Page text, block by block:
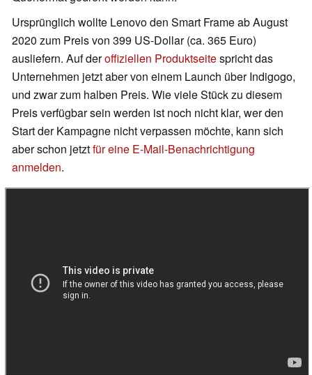
Ursprünglich wollte Lenovo den Smart Frame ab August
2020 zum Preis von 399 US-Dollar (ca. 365 Euro)
ausliefern. Auf deroffiziellen Produktseitespricht das
Unternehmen jetzt aber von einem Launch über Indigogo,
und zwar zum halben Preis. Wie viele Stück zu diesem
Preis verfügbar sein werden ist noch nicht klar, wer den
Start der Kampagne nicht verpassen möchte, kann sich
aber schon jetztfür eine E-Mail-Benachrichtigung
anmelden.